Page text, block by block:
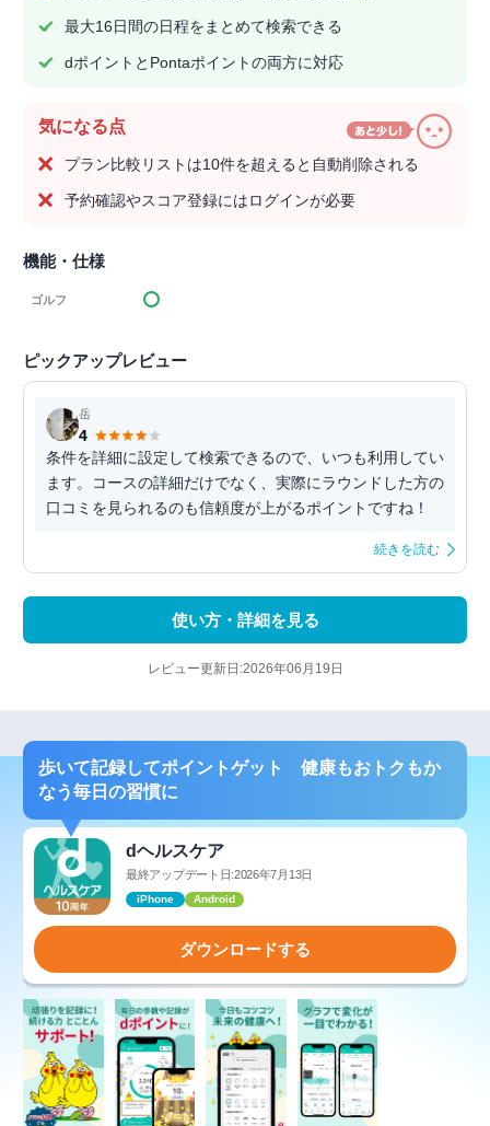
最大16日間の日程をまとめて検索できる
dポイントとPontaポイントの両方に対応
気になる点
プラン比較リストは10件を超えると自動削除される
予約確認やスコア登録にはログインが必要
機能・仕様
ゴルフ
ピックアップレビュー
岳
4
条件を詳細に設定して検索できるので、いつも利用してい
ます。コースの詳細だけでなく、実際にラウンドした方の
口コミを見られるのも信頼度が上がるポイントですね！
続きを読む
使い方・詳細を見る
レビュー更新日:2026年06月19日
歩いて記録してポイントゲット 健康もおトクもか
なう毎日の習慣に
dヘルスケア
最終アップデート日:2026年7月13日
iPhone Android
ダウンロードする